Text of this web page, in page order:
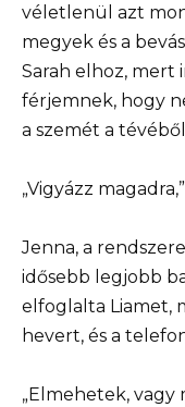
véletlenül azt
megyek és a
Sarah elhoz, mert
férjemnek, hogy
a szemét a
„Vigyázz
Jenna, a
idősebb legjobb
elfoglalta Liamet,
hevert, és a
„Elmehetek, vagy